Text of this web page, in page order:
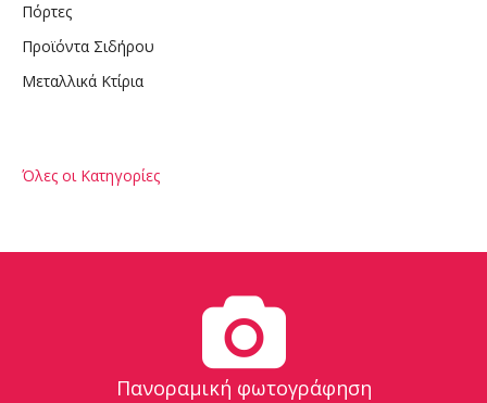
Πόρτες
Προϊόντα Σιδήρου
Μεταλλικά Κτίρια
Όλες οι Κατηγορίες
Πανοραμική φωτογράφηση